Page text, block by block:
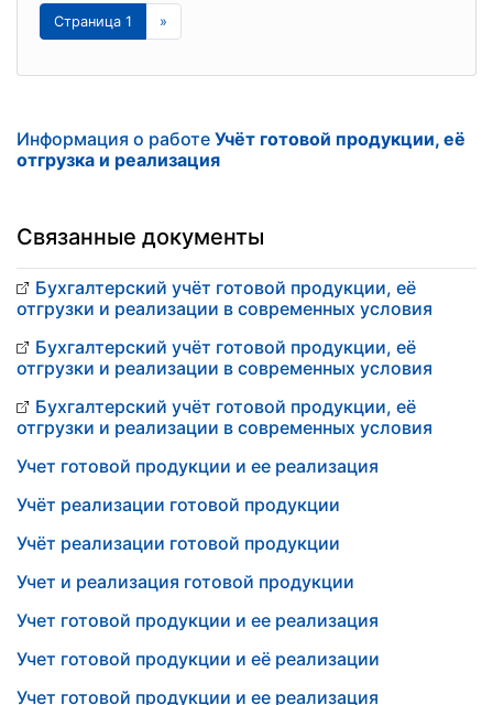
Страница 1 »
Информация о работе Учёт готовой продукции, её
отгрузка и реализация
Связанные документы
Бухгалтерский учёт готовой продукции, её
отгрузки и реализации в современных условия
Бухгалтерский учёт готовой продукции, её
отгрузки и реализации в современных условия
Бухгалтерский учёт готовой продукции, её
отгрузки и реализации в современных условия
Учет готовой продукции и ее реализация
Учёт реализации готовой продукции
Учёт реализации готовой продукции
Учет и реализация готовой продукции
Учет готовой продукции и ее реализация
Учет готовой продукции и её реализации
Учет готовой продукции и ее реализация